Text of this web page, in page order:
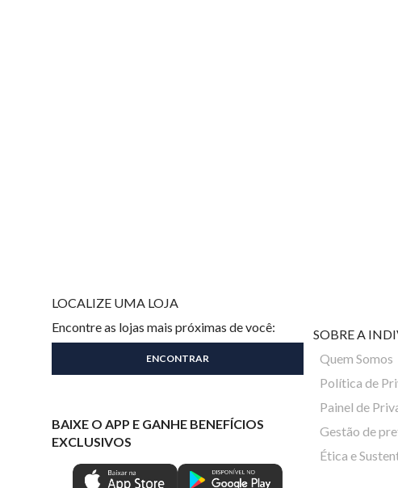
LOCALIZE UMA LOJA
Encontre as lojas mais próximas de você:
BAIXE O APP E GANHE BENEFÍCIOS
EXCLUSIVOS
SOBRE A
Quem Somos
Política de
Painel de
Gestão de
Ética e